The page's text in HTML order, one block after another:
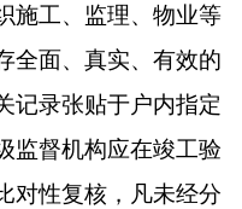
施工、监理、物业等
全面、真实、有效的
记录张贴于户内指定
监督机构应在竣工验
对性复核，凡未经分